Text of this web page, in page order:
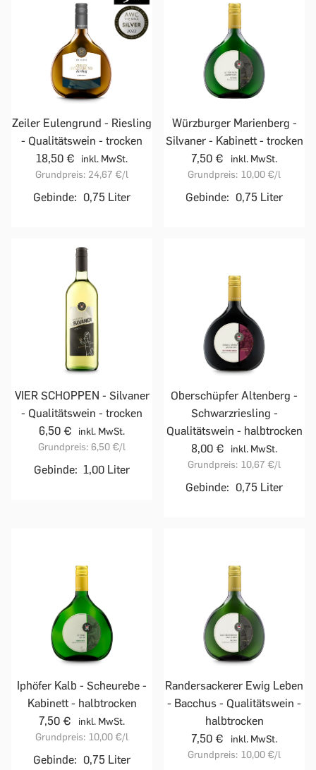
Zeiler Eulengrund - Riesling
- Qualitätswein - trocken
18,50 €
inkl. MwSt.
Grundpreis: 24,67 €/l
Gebinde: 0,75 Liter
Würzburger Marienberg -
Silvaner - Kabinett - trocken
7,50 €
inkl. MwSt.
Grundpreis: 10,00 €/l
Gebinde: 0,75 Liter
VIER SCHOPPEN - Silvaner
- Qualitätswein - trocken
6,50 €
inkl. MwSt.
Grundpreis: 6,50 €/l
Gebinde: 1,00 Liter
Oberschüpfer Altenberg -
Schwarzriesling -
Qualitätswein - halbtrocken
8,00 €
inkl. MwSt.
Grundpreis: 10,67 €/l
Gebinde: 0,75 Liter
Iphöfer Kalb - Scheurebe -
Kabinett - halbtrocken
7,50 €
inkl. MwSt.
Grundpreis: 10,00 €/l
Gebinde: 0,75 Liter
Randersackerer Ewig Leben
- Bacchus - Qualitätswein -
halbtrocken
7,50 €
inkl. MwSt.
Grundpreis: 10,00 €/l